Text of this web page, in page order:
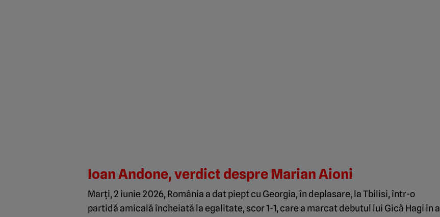
Ioan Andone, verdict despre Marian Aioni
Marți, 2 iunie 2026, România a dat piept cu Georgia, în deplasare, la Tbilisi, într-o
partidă amicală încheiată la egalitate, scor 1-1, care a marcat debutul lui Gică Hagi în al